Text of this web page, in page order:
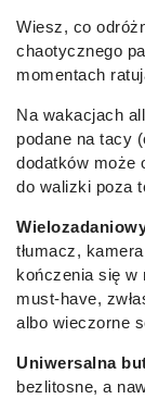
Wiesz, co
chaotycznego
momentach
Na wakacjach
podane na tacy
dodatków może
do walizki poza
tłumacz,
kończenia się w
must-have,
albo wieczorne
Uniwersalna
bezlitosne, a